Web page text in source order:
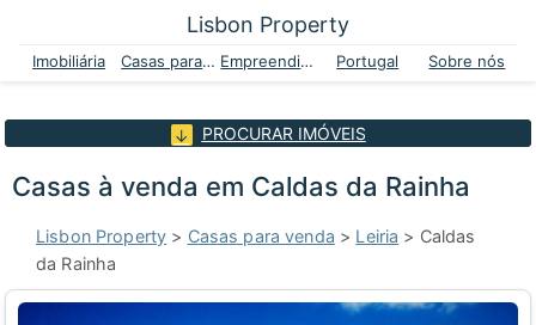
Lisbon Property
Imobiliária Casas para venda Empreendimentos Portugal Sobre nós
PROCURAR IMÓVEIS
Casas à venda em Caldas da Rainha
Lisbon Property > Casas para venda > Leiria > Caldas
da Rainha